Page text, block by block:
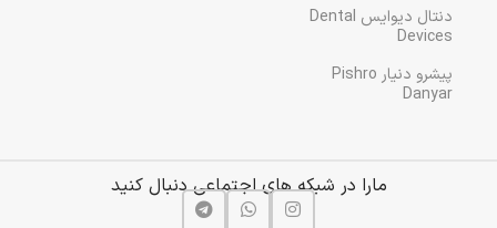
دنتال دیوایس Dental
Devices
پیشرو دنیار Pishro
Danyar
مارا در شبکه های اجتماعی دنبال کنید